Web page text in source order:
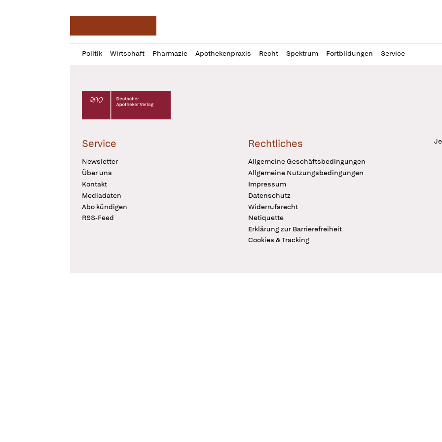
Politik Wirtschaft Pharmazie Apothekenpraxis Recht Spektrum Fortbildungen Service
Profil
öffnen
Daz
Pur
Deutscher Apotheker Verlag Logo
Service
Newsletter
Über uns
Kontakt
Mediadaten
Abo kündigen
RSS-Feed
Rechtliches
Allgemeine Geschäftsbedingungen
Allgemeine Nutzungsbedingungen
Impressum
Datenschutz
Widerrufsrecht
Netiquette
Erklärung zur Barrierefreiheit
Cookies & Tracking